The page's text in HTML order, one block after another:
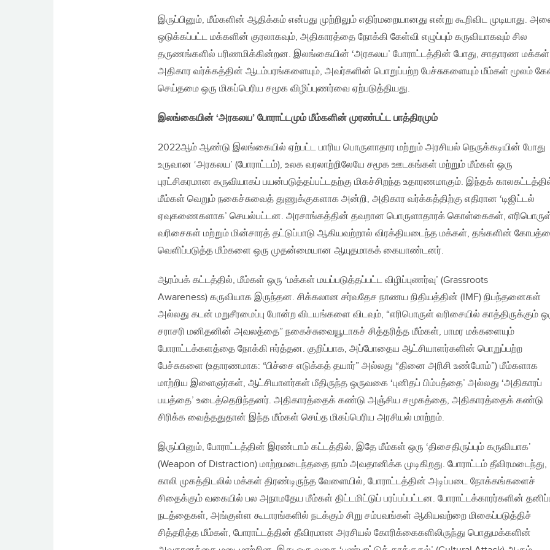
இருப்பினும், மீம்களின் ஆதிக்கம் என்பது முற்றிலும் எதிர்மறையானது என்று கூறிவிட முடியாது.
ஒடுக்கப்பட்ட மக்களின் குரலாகவும், அதிகாரத்தை நோக்கி கேள்வி எழுப்பும் கருவியாகவும் சில
தருணங்களில் பரிணமிக்கின்றன. இலங்கையின் ‘அரகலய’ போராட்டத்தின் போது, சாதாரண மக்கள்
அதிகார வர்க்கத்தின் ஆடம்பரங்களையும், அவர்களின் பொறுப்பற்ற பேச்சுகளையும் மீம்கள் மூலம்
செய்தமை ஒரு மிகப்பெரிய சமூக விழிப்புணர்வை ஏற்படுத்தியது.
இலங்கையின் ‘அரகலய’ போராட்டமும் மீம்களின் முரண்பட்ட பாத்திரமும்
2022ஆம் ஆண்டு இலங்கையில் ஏற்பட்ட பாரிய பொருளாதார மற்றும் அரசியல் நெருக்கடியின் போது
உருவான ‘அரகலய’ (போராட்டம்), உலக வரலாற்றிலேயே சமூக ஊடகங்கள் மற்றும் மீம்கள் ஒரு
புரட்சிகரமான கருவியாகப் பயன்படுத்தப்பட்டதற்கு மிகச்சிறந்த உதாரணமாகும். இந்தக்
மீம்கள் வெறும் நகைச்சுவைத் துணுக்குகளாக அன்றி, அதிகார வர்க்கத்திற்கு எதிரான ‘டிஜிட்டல்
ஏவுகணைகளாக’ செயல்பட்டன. அரசாங்கத்தின் தவறான பொருளாதாரக் கொள்கைகள்,
வரிசைகள் மற்றும் மின்சாரத் தட்டுப்பாடு ஆகியவற்றால் விரக்தியடைந்த மக்கள், தங்களின்
வெளிப்படுத்த மீம்களை ஒரு முதன்மையான ஆயுதமாகக் கையாண்டனர்.
ஆரம்பக் கட்டத்தில், மீம்கள் ஒரு ‘மக்கள் மயப்படுத்தப்பட்ட விழிப்புணர்வு’ (Grassroots
Awareness) கருவியாக இருந்தன. சிக்கலான சர்வதேச நாணய நிதியத்தின் (IMF) நிபந்தனைகள்
அல்லது கடன் மறுசீரமைப்பு போன்ற விடயங்களை விடவும், “எரிபொருள் வரிசையில் காத்திருக்கும்
சராசரி மனிதனின் அவலத்தை” நகைச்சுவையூடாகச் சித்தரித்த மீம்கள், பாமர மக்களையும்
போராட்டக்களத்தை நோக்கி ஈர்த்தன. குறிப்பாக, அப்போதைய ஆட்சியாளர்களின் பொறுப்பற்ற
பேச்சுகளை (உதாரணமாக: “பிச்சை எடுக்கத் தயார்” அல்லது “தினை அரிசி உண்போம்”) மீம்களாக
மாற்றிய இளைஞர்கள், ஆட்சியாளர்கள் மீதிருந்த ஒருவகை ‘புனிதப் பிம்பத்தை’ அல்லது ‘அதிகாரப்
பயத்தை’ உடைத்தெறிந்தனர். அதிகாரத்தைக் கண்டு அஞ்சிய சமூகத்தை, அதிகாரத்தைக் கண்டு
சிரிக்க வைத்ததுதான் இந்த மீம்கள் செய்த மிகப்பெரிய அரசியல் மாற்றம்.
இருப்பினும், போராட்டத்தின் இரண்டாம் கட்டத்தில், இதே மீம்கள் ஒரு ‘திசைதிருப்பும் கருவியாக’
(Weapon of Distraction) மாற்றமடைந்ததை நாம் அவதானிக்க முடிகிறது. போராட்டம் தீவிரமடைந்து,
காலி முகத்திடலில் மக்கள் திரண்டிருந்த வேளையில், போராட்டத்தின் அடிப்படை நோக்கங்களைச்
சிதைக்கும் வகையில் பல அநாமதேய மீம்கள் திட்டமிட்டுப் பரப்பப்பட்டன. போராட்டக்காரர்களின்
நடத்தைகள், அங்குள்ள கூடாரங்களில் நடக்கும் சிறு சம்பவங்கள் ஆகியவற்றை மிகைப்படுத்திச்
சித்தரித்த மீம்கள், போராட்டத்தின் தீவிரமான அரசியல் கோரிக்கைகளிலிருந்து பொதுமக்களின்